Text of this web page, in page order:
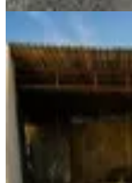
200 m²
ALOT GAYRİMENKUL